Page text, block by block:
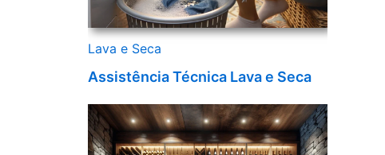
Lava e Seca
Assistência Técnica Lava e Seca